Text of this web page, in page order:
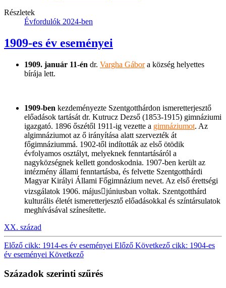
Részletek
Évfordulók 2024-ben
1909-es év eseményei
1909. január 11-én dr. Vargha Gábora község helyettes
bírája lett.
1909-ben kezdeményezte Szentgotthárdon ismeretterjesztő
előadások tartását dr. Kutrucz Dezső (1853-1915) gimnáziumi
igazgató. 1896 őszétől 1911-ig vezette a gimnáziumot. Az
algimnáziumot az ő irányítása alatt szervezték át
főgimnáziummá. 1902-től indították az első ötödik
évfolyamos osztályt, melyeknek fenntartásáról a
nagyközségnek kellett gondoskodnia. 1907-ben került az
intézmény állami fenntartásba, és felvette Szentgotthárdi
Magyar Királyi Állami Főgimnázium nevet. Az első érettségi
vizsgálatok 1906. májusjúniusban voltak. Szentgotthárd
kulturális életét ismeretterjesztő előadásokkal és színtársulatok
meghívásával színesítette.
XX. század
Előző cikk: 1914-es év eseményei Előző Következő cikk: 1904-es
év eseményei Következő
Századok szerinti szűrés